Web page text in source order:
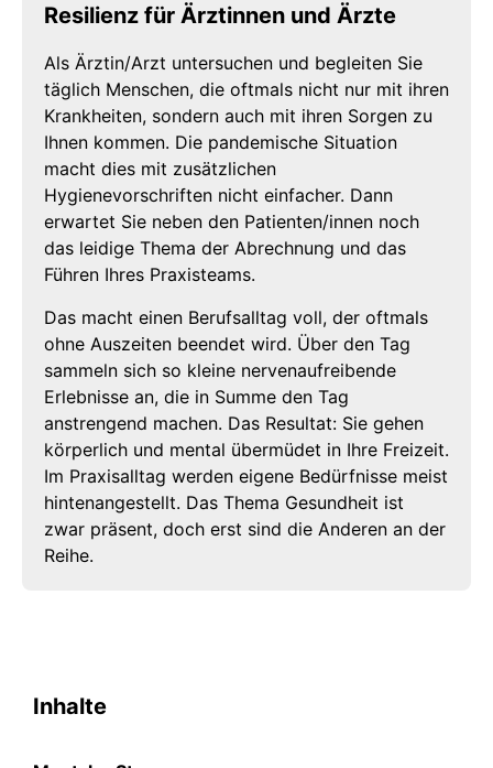
Resilienz für Ärztinnen und Ärzte
Als Ärztin/Arzt untersuchen und begleiten Sie
täglich Menschen, die oftmals nicht nur mit ihren
Krankheiten, sondern auch mit ihren Sorgen zu
Ihnen kommen. Die pandemische Situation
macht dies mit zusätzlichen
Hygienevorschriften nicht einfacher. Dann
erwartet Sie neben den Patienten/innen noch
das leidige Thema der Abrechnung und das
Führen Ihres Praxisteams.
Das macht einen Berufsalltag voll, der oftmals
ohne Auszeiten beendet wird. Über den Tag
sammeln sich so kleine nervenaufreibende
Erlebnisse an, die in Summe den Tag
anstrengend machen. Das Resultat: Sie gehen
körperlich und mental übermüdet in Ihre Freizeit.
Im Praxisalltag werden eigene Bedürfnisse meist
hintenangestellt. Das Thema Gesundheit ist
zwar präsent, doch erst sind die Anderen an der
Reihe.
Inhalte